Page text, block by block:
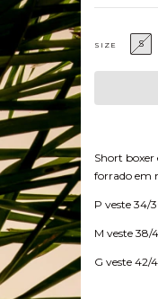
SIZE S
Short boxer
forrado em
P veste 34/
M veste 38/
G veste 42/